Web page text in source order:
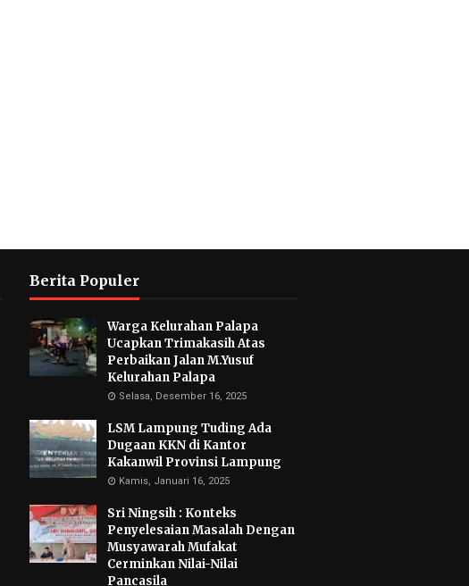
Berita Populer
Warga Kelurahan Palapa
Ucapkan Trimakasih Atas
Perbaikan Jalan M.Yusuf
Kelurahan Palapa
Selasa, Desember 16, 2025
LSM Lampung Tuding Ada
Dugaan KKN di Kantor
Kakanwil Provinsi Lampung
Kamis, Januari 16, 2025
Sri Ningsih : Konteks
Penyelesaian Masalah Dengan
Musyawarah Mufakat
Cerminkan Nilai-Nilai
Pancasila